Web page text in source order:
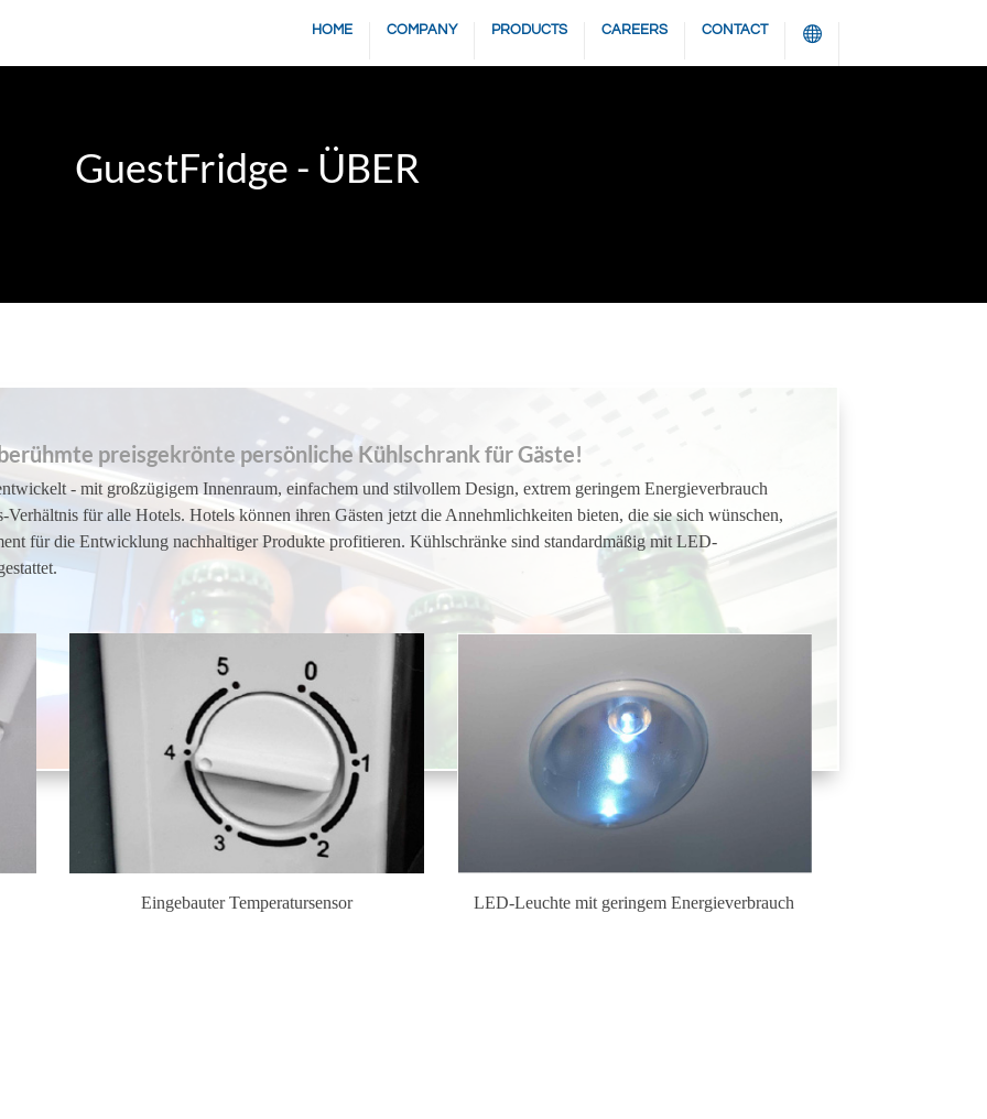
HOME COMPANY PRODUCTS CAREERS CONTACT
GuestFridge - ÜBER
preisgekrönte persönliche Kühlschrank für Gäste!
- mit großzügigem Innenraum, einfachem und stilvollem Design, extrem geringem Energieverbrauch
Verhältnis für alle Hotels. Hotels können ihren Gästen jetzt die Annehmlichkeiten bieten, die sie sich wünschen,
für die Entwicklung nachhaltiger Produkte profitieren. Kühlschränke sind standardmäßig mit LED-
Eingebauter Temperatursensor LED-Leuchte mit geringem Energieverbrauch